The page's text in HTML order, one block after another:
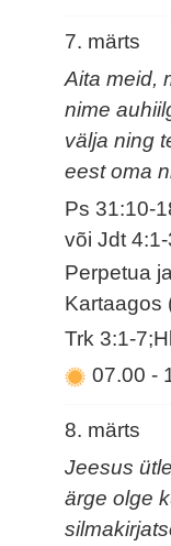
7. märts
Aita meid,
nime
välja ning
eest oma
Ps 31:10-
või Jdt
Perpetua
Kartaagos
Trk 3:1-
07.00-
8. märts
Jeesus
ärge olge